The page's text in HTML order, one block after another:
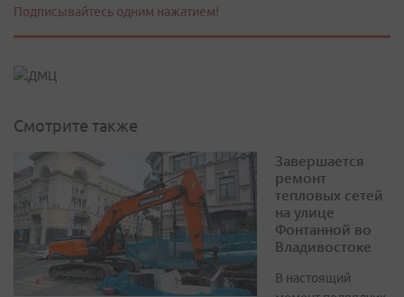
Подписывайтесь одним нажатием!
Смотрите также
Завершается
ремонт
тепловых сетей
на улице
Фонтанной во
Владивостоке
В настоящий